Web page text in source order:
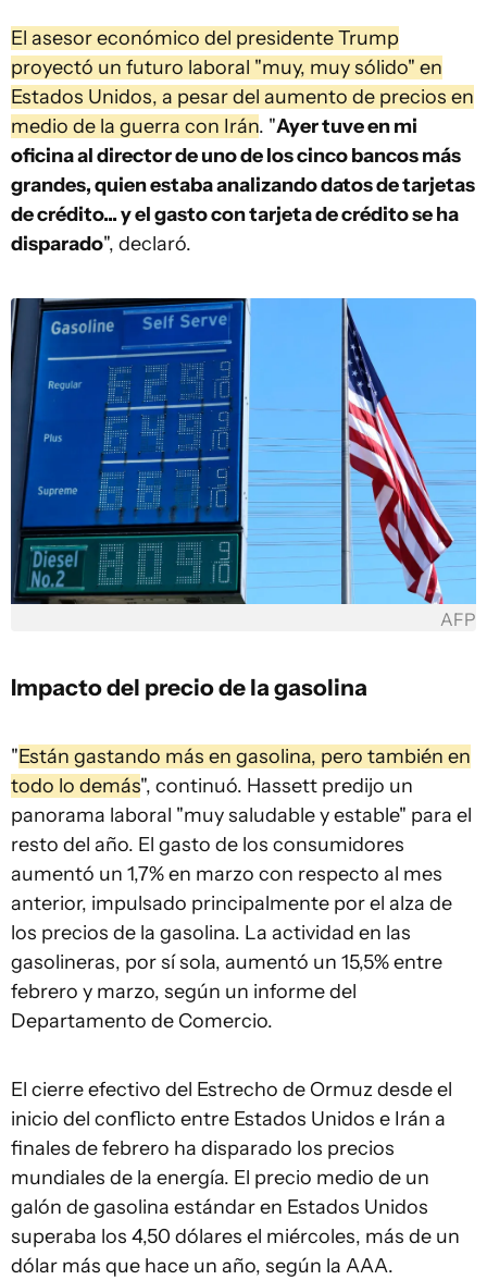
El asesor económico del presidente Trump
proyectó un futuro laboral "muy, muy sólido" en
Estados Unidos, a pesar del aumento de precios en
medio de la guerra con Irán. "Ayer tuve en mi
oficina al director de uno de los cinco bancos más
grandes, quien estaba analizando datos de tarjetas
de crédito... y el gasto con tarjeta de crédito se ha
disparado", declaró.
AFP
Impacto del precio de la gasolina
"Están gastando más en gasolina, pero también en
todo lo demás", continuó. Hassett predijo un
panorama laboral "muy saludable y estable" para el
resto del año. El gasto de los consumidores
aumentó un 1,7% en marzo con respecto al mes
anterior, impulsado principalmente por el alza de
los precios de la gasolina. La actividad en las
gasolineras, por sí sola, aumentó un 15,5% entre
febrero y marzo, según un informe del
Departamento de Comercio.
El cierre efectivo del Estrecho de Ormuz desde el
inicio del conflicto entre Estados Unidos e Irán a
finales de febrero ha disparado los precios
mundiales de la energía. El precio medio de un
galón de gasolina estándar en Estados Unidos
superaba los 4,50 dólares el miércoles, más de un
dólar más que hace un año, según la AAA.